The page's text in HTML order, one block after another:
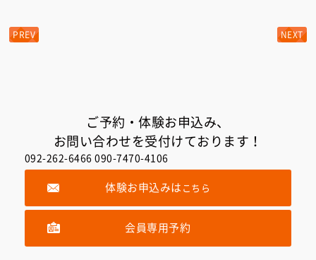
PREV NEXT
ご予約・体験お申込み、
お問い合わせを受付けております！
092-262-6466 090-7470-4106
体験お申込みは こちら
会員専用予約